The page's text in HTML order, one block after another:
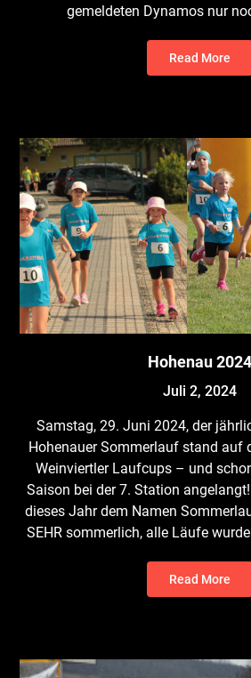
gemeldeten Dynamos nur
Read More
Hohenau 2024
Juli 2, 2024
Samstag, 29. Juni 2024, der
Hohenauer Sommerlauf stand auf
Weinviertler Laufcups – und
Saison bei der 7. Station
dieses Jahr dem Namen
SEHR sommerlich, alle Läufe
Read More